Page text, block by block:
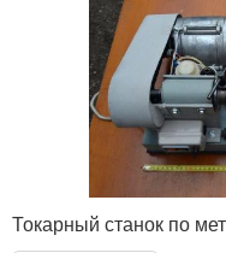
Токарный станок по